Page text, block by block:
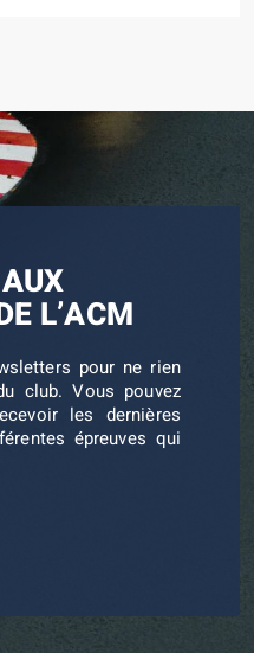
L’ACM
pour ne rien
club. Vous pouvez
les dernières
épreuves qui